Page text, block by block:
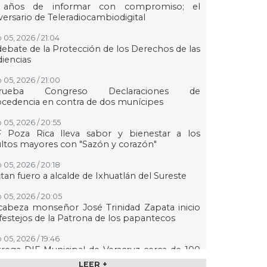
años de informar con compromiso; el
de Teleradiocambiodigital
05, 2026 / 21:04
de la Protección de los Derechos de las
05, 2026 / 21:00
Congreso Declaraciones de
en contra de dos munícipes
05, 2026 / 20:55
Poza Rica lleva sabor y bienestar a los
mayores con "Sazón y corazón"
05, 2026 / 20:18
fuero a alcalde de Ixhuatlán del Sureste
05, 2026 / 20:05
monseñor José Trinidad Zapata inicio
de la Patrona de los papantecos
05, 2026 / 19:46
DIF Municipal de Veracruz cerca de 100
de discapacidad
LEER +